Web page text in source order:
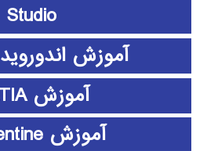
Studio
آموزش اندوروید android
آموزش CATIA
آموزش clementine